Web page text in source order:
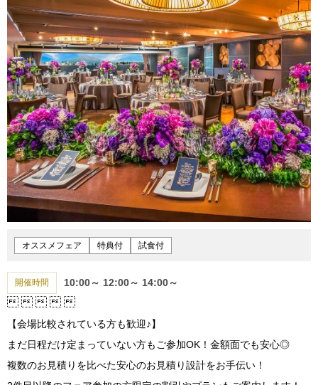
オススメフェア 特典付 試食付
開催時間 10:00～ 12:00～ 14:00～
【会場比較されている方も歓迎♪】
まだ日程だけ定まっていない方もご参加OK！金額面でも安心◎
複数のお見積りを比べた安心のお見積り設計をお手伝い！